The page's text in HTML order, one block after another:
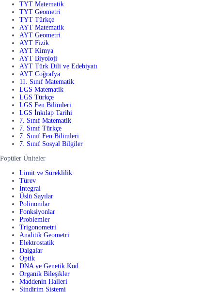
TYT Matematik
TYT Geometri
TYT Türkçe
AYT Matematik
AYT Geometri
AYT Fizik
AYT Kimya
AYT Biyoloji
AYT Türk Dili ve Edebiyatı
AYT Coğrafya
11. Sınıf Matematik
LGS Matematik
LGS Türkçe
LGS Fen Bilimleri
LGS İnkılap Tarihi
7. Sınıf Matematik
7. Sınıf Türkçe
7. Sınıf Fen Bilimleri
7. Sınıf Sosyal Bilgiler
Popüler Üniteler
Limit ve Süreklilik
Türev
İntegral
Üslü Sayılar
Polinomlar
Fonksiyonlar
Problemler
Trigonometri
Analitik Geometri
Elektrostatik
Dalgalar
Optik
DNA ve Genetik Kod
Organik Bileşikler
Maddenin Halleri
Sindirim Sistemi